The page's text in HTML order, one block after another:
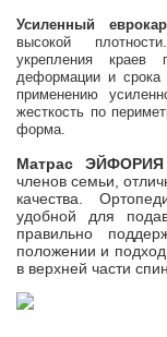
Усиленный
высокой
укрепления краев
деформации и срока
применению
жесткость по
форма.
Матрас ЭЙФОРИЯ
членов семьи,
качества.
удобной для
правильно
положении и
в верхней части